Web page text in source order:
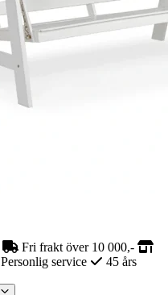
Fri frakt över 10 000,-
Personlig service
45 års